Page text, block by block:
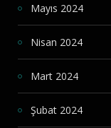
Mayıs 2024
Nisan 2024
Mart 2024
Şubat 2024